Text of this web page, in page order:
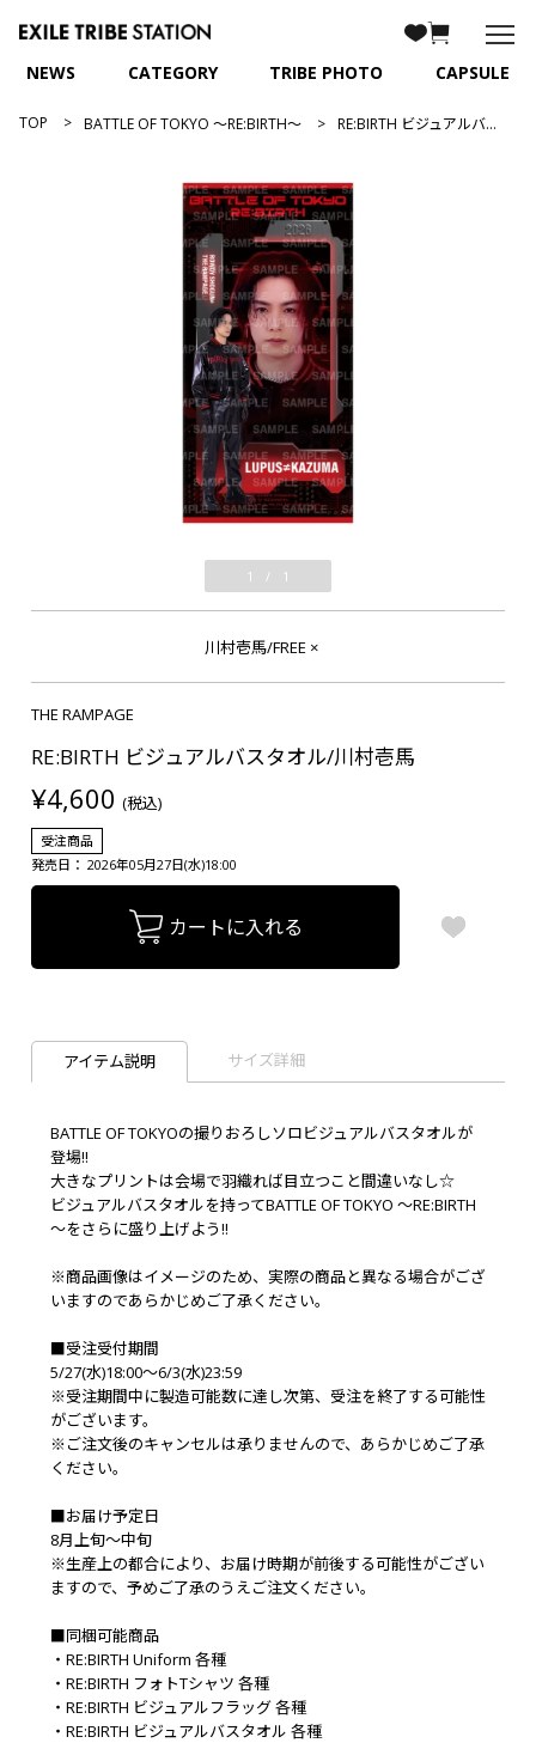
NEWS CATEGORY TRIBE PHOTO CAPSULE
TOP BATTLE OF TOKYO ～RE:BIRTH～ RE:BIRTH ビジュアルバスタオル/川村壱馬
1 / 1
川村壱馬/FREE ×
THE RAMPAGE
RE:BIRTH ビジュアルバスタオル/川村壱馬
¥4,600 (税込)
受注商品
発売日： 2026年05月27日(水)18:00
カートに入れる
アイテム説明 サイズ詳細
BATTLE OF TOKYOの撮りおろしソロビジュアルバスタオルが
登場!!
大きなプリントは会場で羽織れば目立つこと間違いなし☆
ビジュアルバスタオルを持ってBATTLE OF TOKYO ～RE:BIRTH
～をさらに盛り上げよう!!
※商品画像はイメージのため、実際の商品と異なる場合がござ
いますのであらかじめご了承ください。
■受注受付期間
5/27(水)18:00～6/3(水)23:59
※受注期間中に製造可能数に達し次第、受注を終了する可能性
がございます。
※ご注文後のキャンセルは承りませんので、あらかじめご了承
ください。
■お届け予定日
8月上旬～中旬
※生産上の都合により、お届け時期が前後する可能性がござい
ますので、予めご了承のうえご注文ください。
■同梱可能商品
・RE:BIRTH Uniform 各種
・RE:BIRTH フォトTシャツ 各種
・RE:BIRTH ビジュアルフラッグ 各種
・RE:BIRTH ビジュアルバスタオル 各種